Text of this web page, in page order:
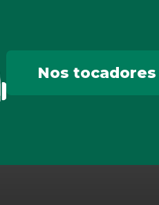
Nos tocadores